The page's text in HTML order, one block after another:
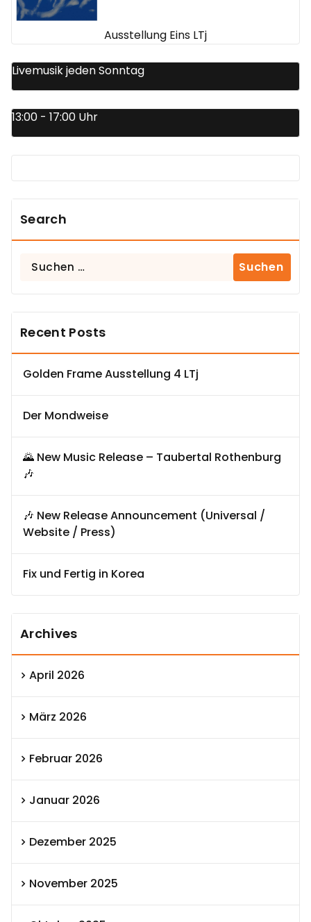
Ausstellung Eins LTj
Livemusik jeden Sonntag
13:00 - 17:00 Uhr
Search
Suchen
Recent Posts
Golden Frame Ausstellung 4 LTj
Der Mondweise
🌄 New Music Release – Taubertal Rothenburg
🎶
🎶 New Release Announcement (Universal /
Website / Press)
Fix und Fertig in Korea
Archives
April 2026
März 2026
Februar 2026
Januar 2026
Dezember 2025
November 2025